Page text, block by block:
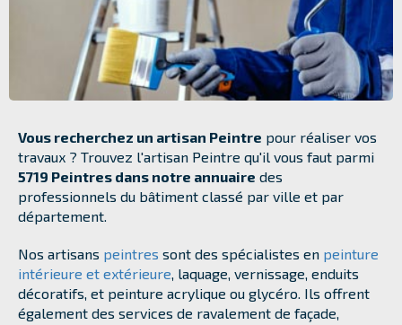
Vous recherchez un artisan Peintre pour réaliser vos
travaux ? Trouvez l'artisan Peintre qu'il vous faut parmi
5719 Peintres dans notre annuaire des
professionnels du bâtiment classé par ville et par
département.
Nos artisans peintres sont des spécialistes en peinture
intérieure et extérieure, laquage, vernissage, enduits
décoratifs, et peinture acrylique ou glycéro. Ils offrent
également des services de ravalement de façade,